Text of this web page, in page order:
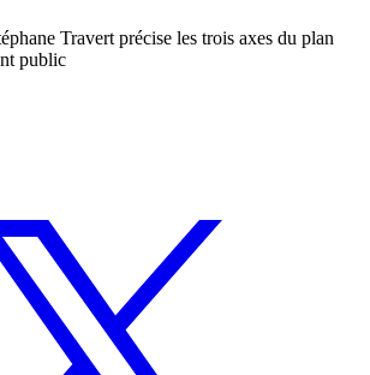
Travert précise les trois axes du plan
public